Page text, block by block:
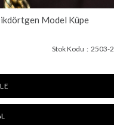
Model Küpe
Stok Kodu 2503-2